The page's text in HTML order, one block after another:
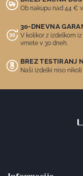
Ob nakupu nad 44 €
30-DNEVNA
V kolikor z izdelkom
vrnete v 30 dneh.
BREZ TESTIRANJ
Naši izdelki niso